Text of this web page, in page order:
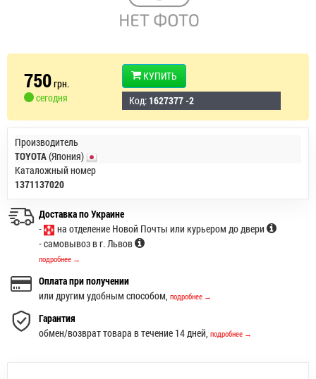
750грн.
сегодня
КУПИТЬ
Код: 1627377 -2
Производитель
TOYOTA(Япония)
Каталожный номер
1371137020
Доставка по Украине
-
на отделение Новой Почты или курьером до двери
- самовывоз в г. Львов
подробнее →
Оплата при получении
или другим удобным способом, подробнее →
Гарантия
обмен/возврат товара в течение 14 дней, подробнее →